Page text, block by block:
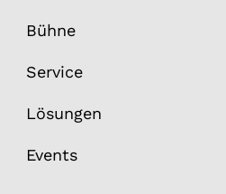
Bühne
Service
Lösungen
Events